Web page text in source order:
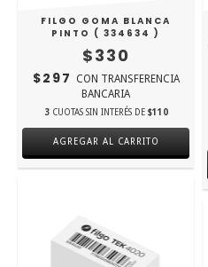
FILGO GOMA BLANCA
PINTO ( 334634 )
$330
$297 CON TRANSFERENCIA
BANCARIA
3 CUOTAS SIN INTERÉS DE $110